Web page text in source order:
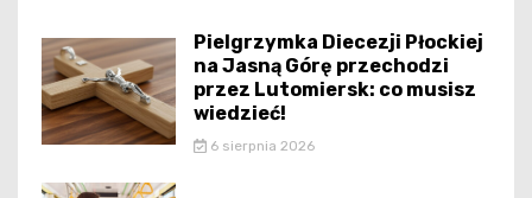
Pielgrzymka Diecezji Płockiej
na Jasną Górę przechodzi
przez Lutomiersk: co musisz
wiedzieć!
6 sierpnia 2026